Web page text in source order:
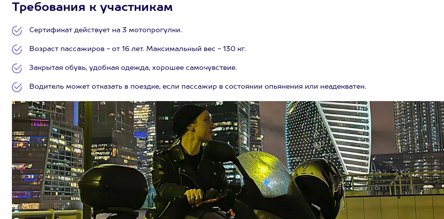
Требования к участникам
Сертификат действует на 3 мотопрогулки.
Возраст пассажиров - от 16 лет. Максимальный вес - 130 кг.
Закрытая обувь, удобная одежда, хорошее самочувствие.
Водитель может отказать в поездке, если пассажир в состоянии опьянения или неадекватен.